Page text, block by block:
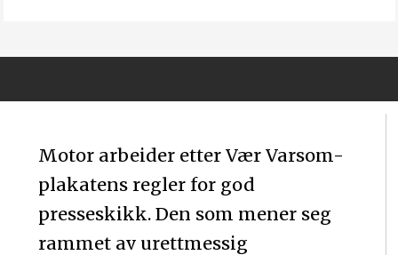
Motor arbeider etter Vær Varsom-
plakatens regler for god
presseskikk. Den som mener seg
rammet av urettmessig